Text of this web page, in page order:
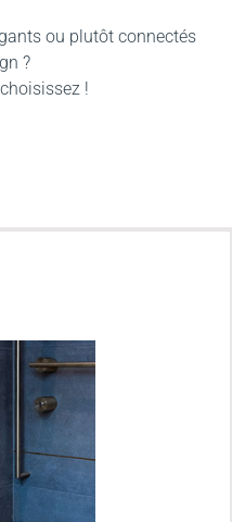
ou plutôt connectés
?
!